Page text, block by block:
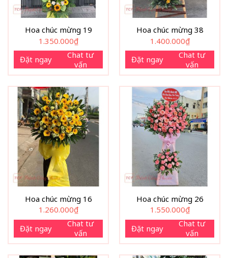
Hoa chúc mừng 19
1.350.000₫
Đặt ngay
Chat tư
vấn
Hoa chúc mừng 38
1.400.000₫
Đặt ngay
Chat tư
vấn
Hoa chúc mừng 16
1.260.000₫
Đặt ngay
Chat tư
vấn
Hoa chúc mừng 26
1.550.000₫
Đặt ngay
Chat tư
vấn